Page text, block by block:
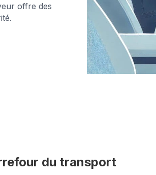
offre des
du transport